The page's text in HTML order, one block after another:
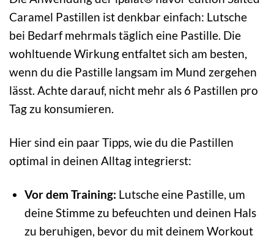
Caramel Pastillen ist denkbar einfach: Lutsche
bei Bedarf mehrmals täglich eine Pastille. Die
wohltuende Wirkung entfaltet sich am besten,
wenn du die Pastille langsam im Mund zergehen
lässt. Achte darauf, nicht mehr als 6 Pastillen pro
Tag zu konsumieren.
Hier sind ein paar Tipps, wie du die Pastillen
optimal in deinen Alltag integrierst:
Vor dem Training: Lutsche eine Pastille, um
deine Stimme zu befeuchten und deinen Hals
zu beruhigen, bevor du mit deinem Workout